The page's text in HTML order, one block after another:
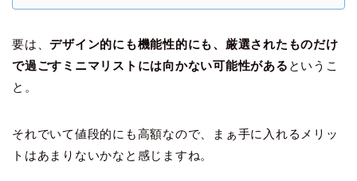
要は、デザイン的にも機能性的にも、厳選されたものだけ
で過ごすミニマリストには向かない可能性がある というこ
と。
それでいて値段的にも高額なので、まぁ手に入れるメリッ
トはあまりないかなと感じますね。